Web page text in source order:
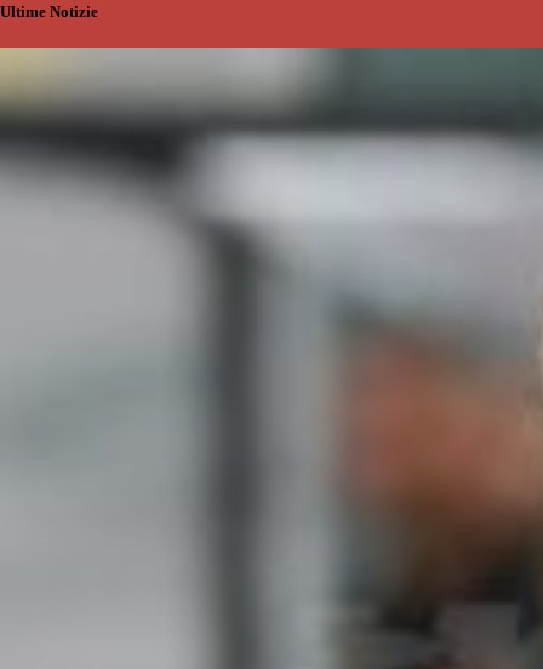
Ultime Notizie